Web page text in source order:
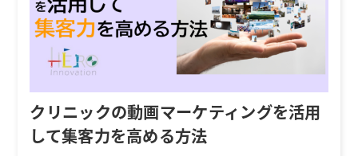
クリニックの動画マーケティングを活用
して集客力を高める方法